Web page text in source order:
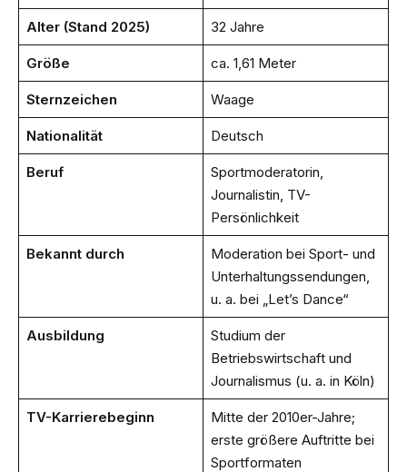
Alter (Stand 2025) 32 Jahre
Größe ca. 1,61 Meter
Sternzeichen Waage
Nationalität Deutsch
Beruf
Sportmoderatorin,
Journalistin, TV-
Persönlichkeit
Bekannt durch
Moderation bei Sport- und
Unterhaltungssendungen,
u. a. bei „Let’s Dance“
Ausbildung
Studium der
Betriebswirtschaft und
Journalismus (u. a. in Köln)
TV-Karrierebeginn
Mitte der 2010er-Jahre;
erste größere Auftritte bei
Sportformaten